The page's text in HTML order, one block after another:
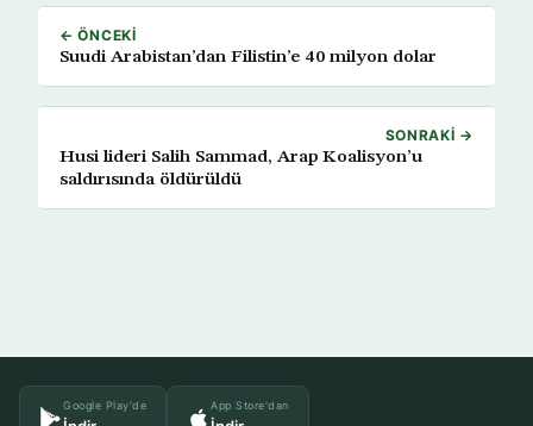
← ÖNCEKI
Suudi Arabistan’dan Filistin’e 40 milyon dolar
SONRAKI →
Husi lideri Salih Sammad, Arap Koalisyon’u
saldırısında öldürüldü
Google Play'de App Store'dan